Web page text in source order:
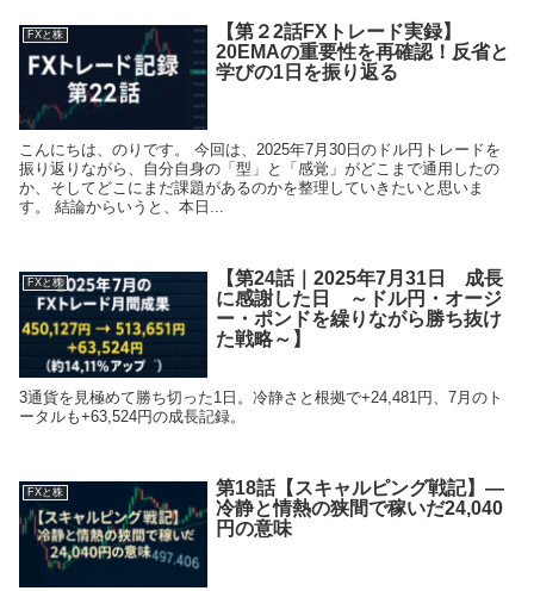
FXと株
【第２2話FXトレード実録】
20EMAの重要性を再確認！反省と
学びの1日を振り返る
こんにちは、のりです。 今回は、2025年7月30日のドル円トレードを
振り返りながら、自分自身の「型」と「感覚」がどこまで通用したの
か、そしてどこにまだ課題があるのかを整理していきたいと思いま
す。 結論からいうと、本日...
FXと株
【第24話｜2025年7月31日 成長
に感謝した日 ～ドル円・オージ
ー・ポンドを繰りながら勝ち抜け
た戦略～】
3通貨を見極めて勝ち切った1日。冷静さと根拠で+24,481円、7月のト
ータルも+63,524円の成長記録。
FXと株
第18話【スキャルピング戦記】―
冷静と情熱の狭間で稼いだ24,040
円の意味